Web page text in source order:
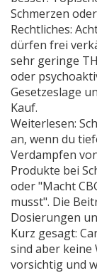
Schmerzen
Rechtliches:
dürfen frei
sehr geringe
oder
Gesetzeslage
Kauf.
Weiterlesen:
an, wenn du
Verdampfen
Produkte bei
oder "Macht
musst". Die
Dosierungen
Kurz gesagt:
sind aber keine
vorsichtig und